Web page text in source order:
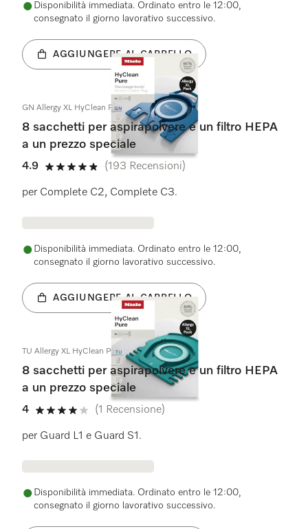
Disponibilità immediata. Ordinato entro le 12:00,
consegnato il giorno lavorativo successivo.
AGGIUNGERE AL CARRELLO
GN Allergy XL HyClean Pure
8 sacchetti per aspirapolvere e un filtro HEPA
a un prezzo speciale
4.9
4.9 su 5 stelle
(193 Recensioni)
per Complete C2, Complete C3.
Disponibilità immediata. Ordinato entro le 12:00,
consegnato il giorno lavorativo successivo.
AGGIUNGERE AL CARRELLO
TU Allergy XL HyClean Pure
8 sacchetti per aspirapolvere e un filtro HEPA
a un prezzo speciale
4
4 su 5 stelle
(1 Recensione)
per Guard L1 e Guard S1.
Disponibilità immediata. Ordinato entro le 12:00,
consegnato il giorno lavorativo successivo.